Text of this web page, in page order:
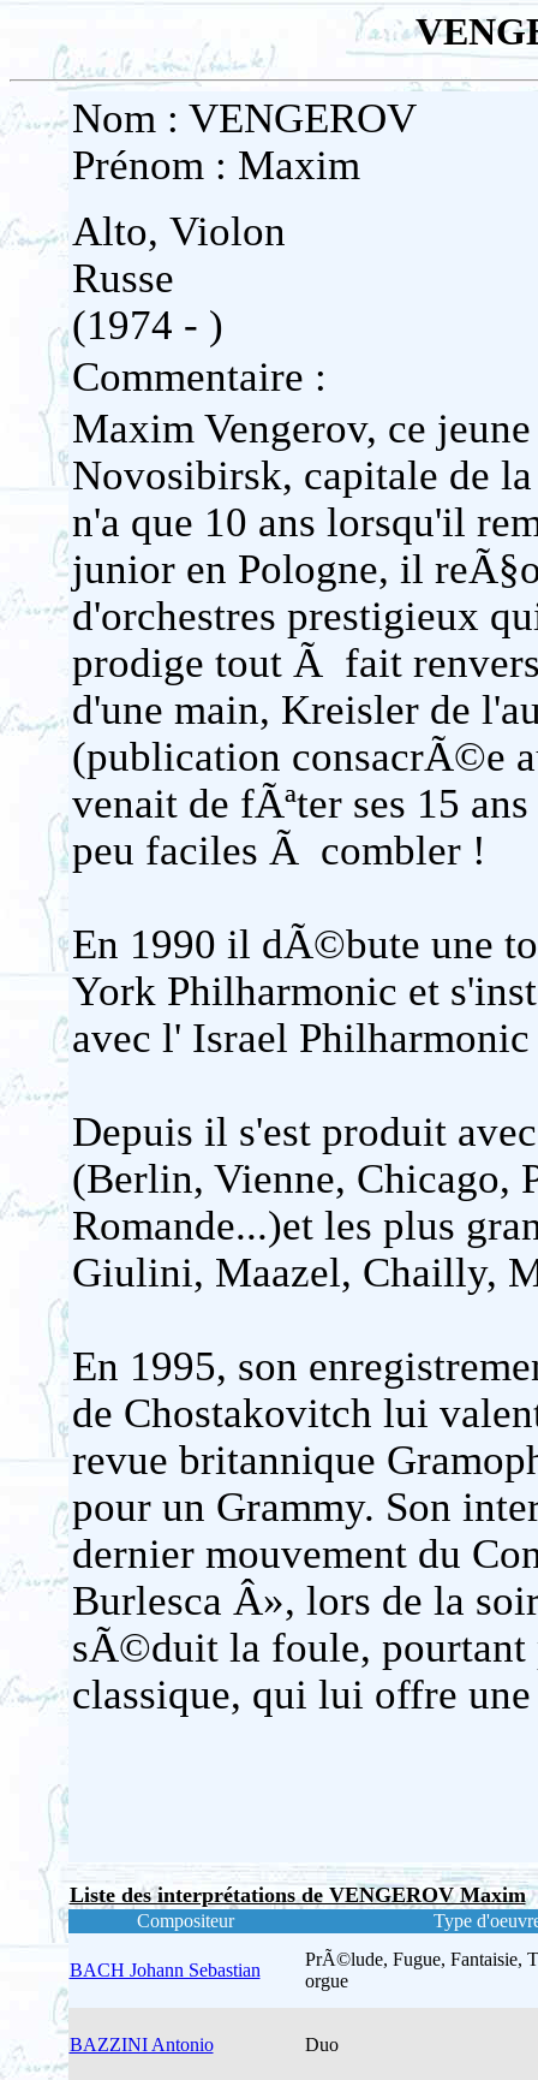
Nom : VENGEROV
Prénom : Maxim
Alto, Violon
Russe
(1974 - )
Commentaire :
Maxim Vengerov, ce
Novosibirsk, capitale de
n'a que 10 ans lorsqu'il
junior en Pologne, il
d'orchestres prestigieux
prodige tout Ã fait
d'une main, Kreisler de
(publication consacrÃ©e
venait de fÃªter ses 15
peu faciles Ã combler !
En 1990 il dÃ©bute une
York Philharmonic et
avec l' Israel Philharmonic
Depuis il s'est produit
(Berlin, Vienne, Chicago,
Romande...)et les plus
Giulini, Maazel, Chailly,
En 1995, son
de Chostakovitch lui
revue britannique
pour un Grammy. Son
dernier mouvement du
Burlesca Â», lors de la
sÃ©duit la foule,
classique, qui lui offre
Liste des interprétations de VENGEROV Maxim
Compositeur Type
BACH Johann Sebastian
PrÃ©lude, Fugue, Fantaisie,
orgue
BAZZINI Antonio Duo